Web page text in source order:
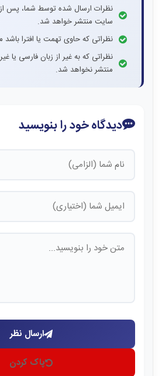
نظرات ارسال شده توسط شما، پس
سایت منتشر خواهد شد.
نظراتی که حاوی تهمت یا افترا
نظراتی که به غیر از زبان فارسی یا
منتشر نخواهد شد.
دیدگاه خود را بنویسید
ارسال نظر
پاک کردن